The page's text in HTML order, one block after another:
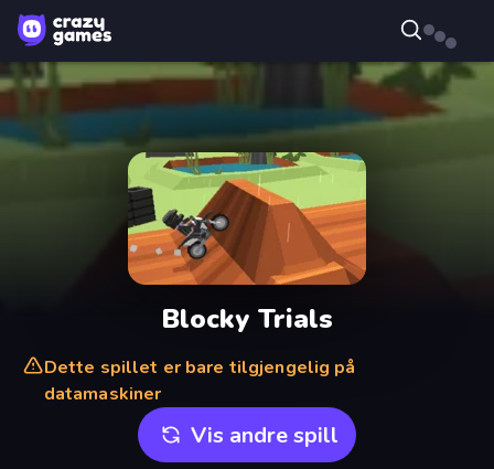
Blocky Trials
Dette spillet er bare tilgjengelig på
datamaskiner
Vis andre spill